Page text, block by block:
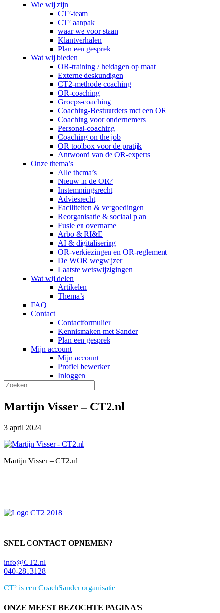
Wie wij zijn
CT²-team
CT² aanpak
waar we voor staan
Klantverhalen
Plan een gesprek
Wat wij bieden
OR-training / heidagen op maat
Externe deskundigen
CT2-methode coaching
OR-coaching
Groeps-coaching
Coaching-Bestuurders met een OR
Coaching voor ondernemers
Personal-coaching
Coaching on the job
OR toolbox voor de pratijk
Antwoord van de OR-experts
Onze thema’s
Alle thema’s
Nieuw in de OR?
Instemmingsrecht
Adviesrecht
Faciliteiten & vergoedingen
Reorganisatie & sociaal plan
Fusie en overname
Arbo & RI&E
AI & digitalisering
OR-verkiezingen en OR-reglement
De WOR wegwijzer
Laatste wetswijzigingen
Wat wij delen
Artikelen
Thema’s
FAQ
Contact
Contactformulier
Kennismaken met Sander
Plan een gesprek
Mijn account
Mijn account
Profiel bewerken
Inloggen
Martijn Visser – CT2.nl
3 april 2024 |
Martijn Visser – CT2.nl
SNEL CONTACT OPNEMEN?
info@CT2.nl
040-2813128
CT² is een CoachSander organisatie
ONZE MEEST BEZOCHTE PAGINA'S